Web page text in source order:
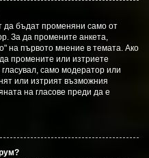
да бъдат променяни само от
За да промените анкета,
на първото мнение в темата. Ако
промените или изтриете
само модератор или
или изтрият възможния
на гласове преди да е